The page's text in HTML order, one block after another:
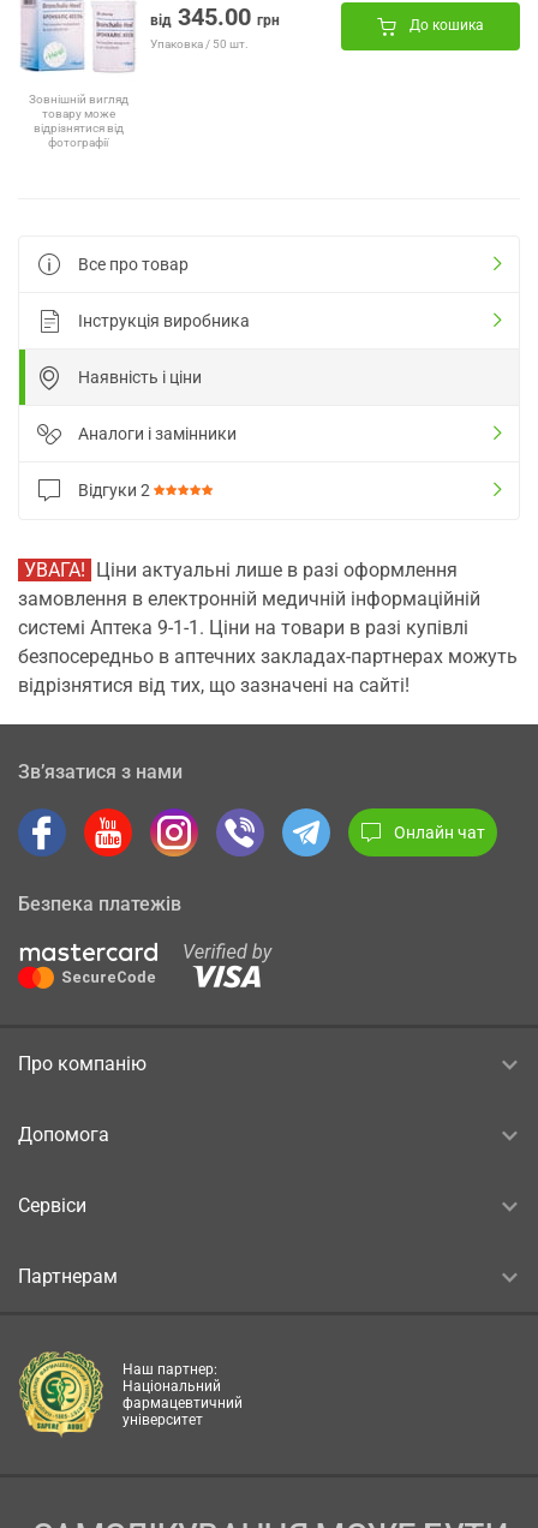
Зовнішній вигляд
товару може
відрізнятися від
фотографії
від 345.00 грн
Упаковка / 50 шт.
До кошика
Все про товар
Інструкція виробника
Наявність і ціни
Аналоги і замінники
Відгуки 2
УВАГА! Ціни актуальні лише в разі оформлення
замовлення в електронній медичній інформаційній
системі Аптека 9-1-1. Ціни на товари в разі купівлі
безпосередньо в аптечних закладах-партнерах можуть
відрізнятися від тих, що зазначені на сайті!
Зв’язатися з нами
Онлайн чат
Безпека платежів
Про компанію
Допомога
Сервіси
Партнерам
Наш партнер:
Національний
фармацевтичний
університет